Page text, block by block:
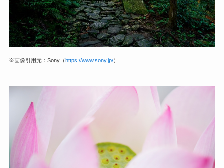
※画像引用元：Sony（ https://www.sony.jp/）